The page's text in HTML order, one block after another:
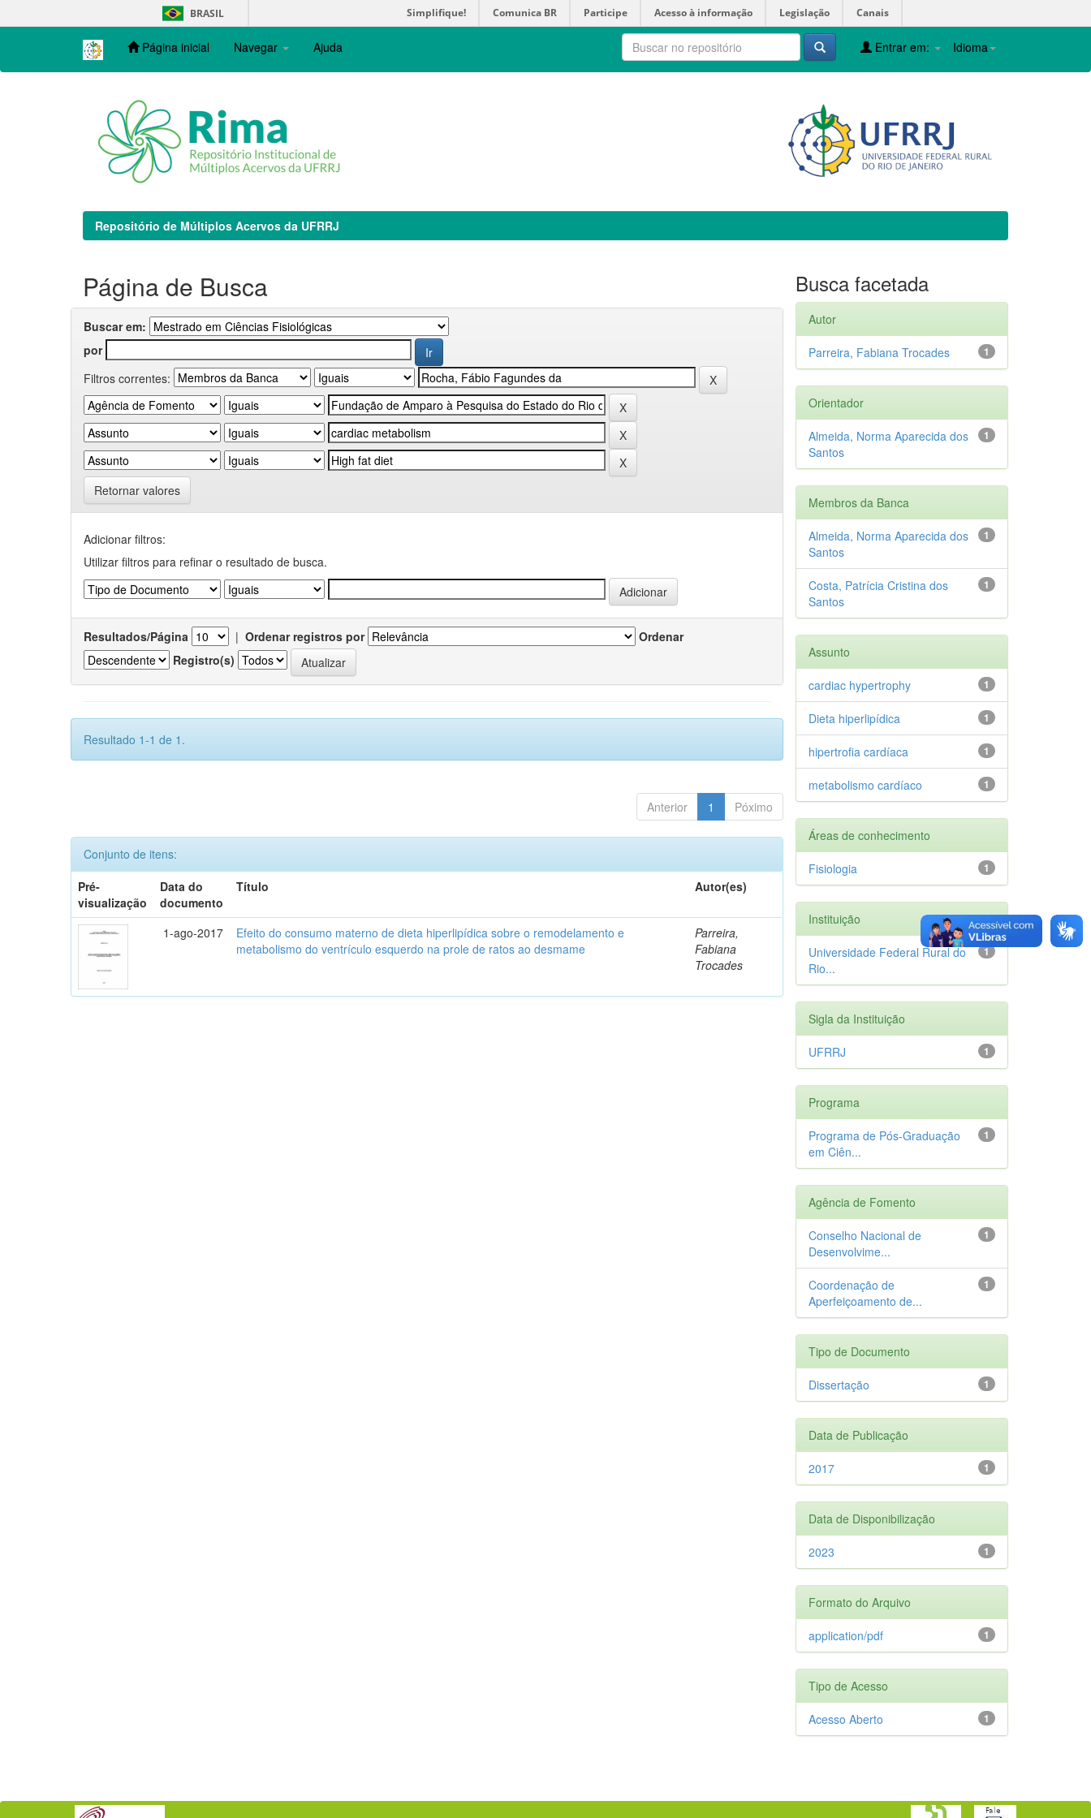
navigation
BRASIL Simplifique! Comunica BR Participe Acesso à informação Legislação Canais
Página inicial Navegar Ajuda Idioma
Entrar em:
Repositório de Múltiplos Acervos da UFRRJ
Página de Busca
Buscar em:
por
Filtros correntes:
Retornar valores
Adicionar filtros:
Utilizar filtros para refinar o resultado de busca.
Resultados/Página | Ordenar registros por
Ordenar
Registro(s)
Resultado 1-1 de 1.
Anterior 1 Póximo
Conjunto de itens:
Pré-
visualização
Data do
documento
Título Autor(es)
1-ago-2017
Efeito do consumo materno de dieta hiperlipídica sobre o remodelamento e
metabolismo do ventrículo esquerdo na prole de ratos ao desmame
Parreira,
Fabiana
Trocades
Busca facetada
Autor
1
Parreira, Fabiana Trocades
Orientador
1
Almeida, Norma Aparecida dos
Santos
Membros da Banca
1
Almeida, Norma Aparecida dos
Santos
1
Costa, Patrícia Cristina dos
Santos
Assunto
1
cardiac hypertrophy
1
Dieta hiperlipídica
1
hipertrofia cardíaca
1
metabolismo cardíaco
Áreas de conhecimento
1
Fisiologia
Instituição
1
Universidade Federal Rural do
Rio...
Sigla da Instituição
1
UFRRJ
Programa
1
Programa de Pós-Graduação
em Ciên...
Agência de Fomento
1
Conselho Nacional de
Desenvolvime...
1
Coordenação de
Aperfeiçoamento de...
Tipo de Documento
1
Dissertação
Data de Publicação
1
2017
Data de Disponibilização
1
2023
Formato do Arquivo
1
application/pdf
Tipo de Acesso
1
Acesso Aberto